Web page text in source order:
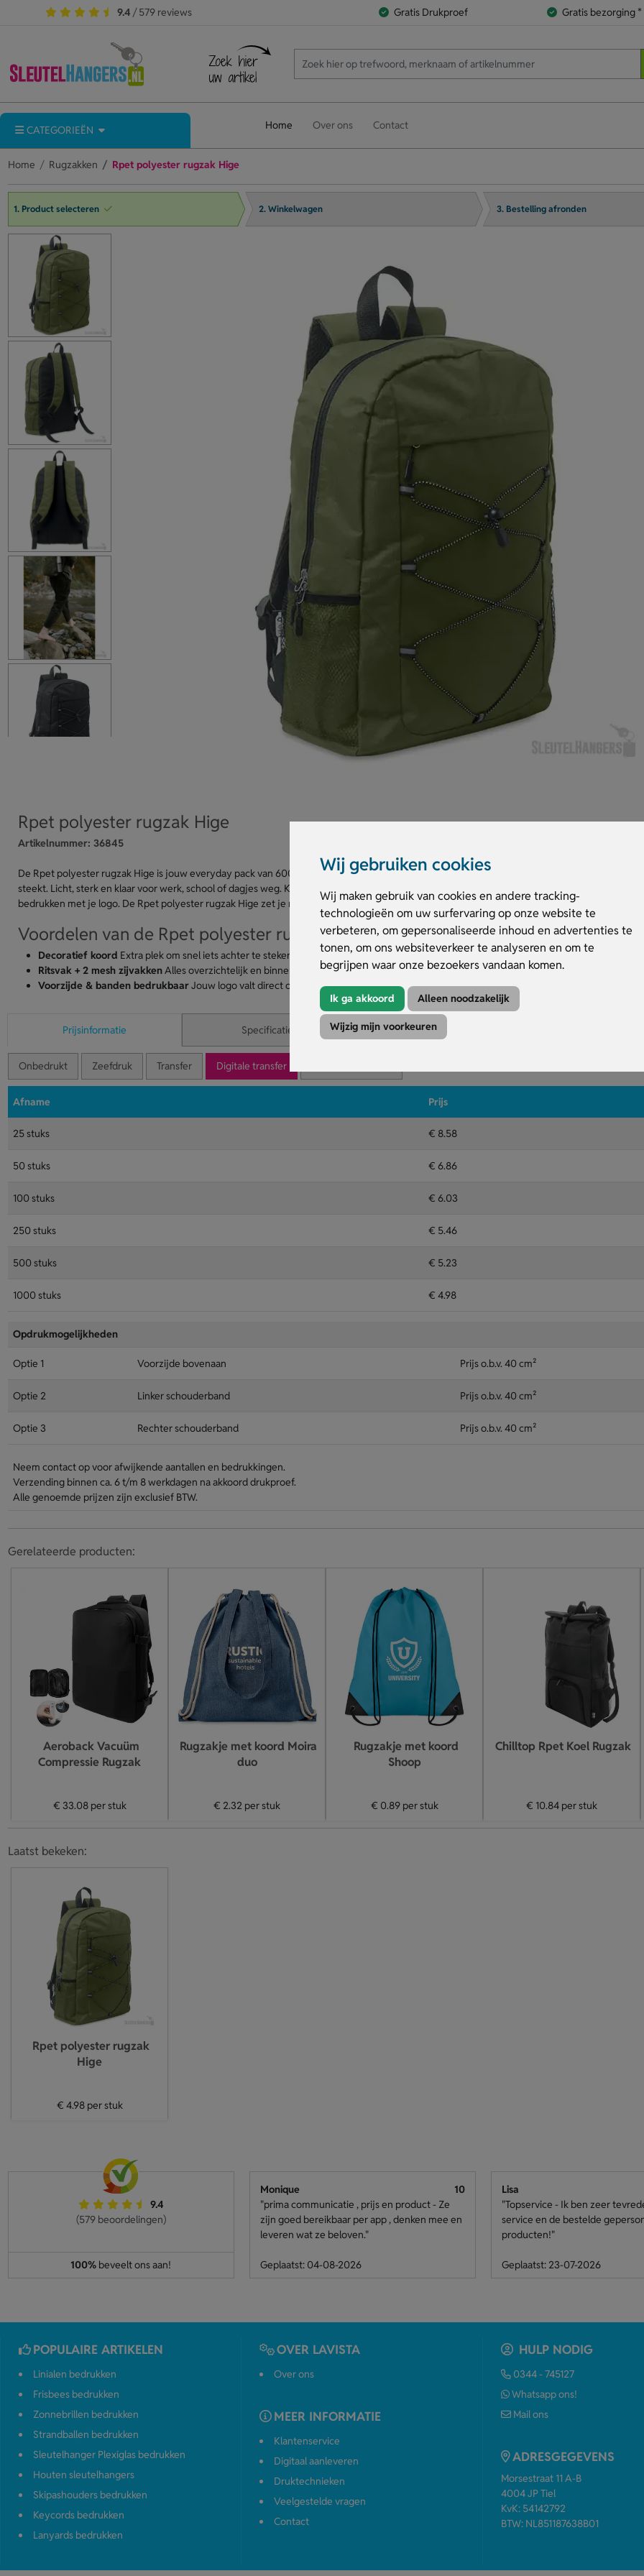
Wij gebruiken cookies
Wij maken gebruik van cookies en andere tracking-
technologieën om uw surfervaring op onze website te
verbeteren, om gepersonaliseerde inhoud en advertenties te
tonen, om ons websiteverkeer te analyseren en om te
begrijpen waar onze bezoekers vandaan komen.
Ik ga akkoord Alleen noodzakelijk
Wijzig mijn voorkeuren
9.4 / 579 reviews Gratis Drukproef Gratis bezorging *
CATEGORIEËN Home Over ons Contact
Home Rugzakken Rpet polyester rugzak Hige
1. Product selecteren 2. Winkelwagen 3. Bestelling afronden
Rpet polyester rugzak Hige
Artikelnummer: 36845
De Rpet polyester rugzak Hige is jouw everyday pack van 600D RPET. Voorvak met rits, mesh zijvakken en een decoratief koord waar je snel
steekt. Licht, sterk en klaar voor werk, school of dagjes weg. Kies uit diverse basiskleuren. Laat de voorzijde boven het ritsvak en zelfs de
bedrukken met je logo. De Rpet polyester rugzak Hige zet je merk in beweging. Bestel of vraag een prijs op.
Voordelen van de Rpet polyester rugzak Hige
Decoratief koord Extra plek om snel iets achter te steken.
Ritsvak + 2 mesh zijvakkenAlles overzichtelijk en binnen handbereik.
Voorzijde & banden bedrukbaarJouw logo valt direct op, meerdere posities.
Prijsinformatie Specificaties Kleuren
Onbedrukt Zeefdruk Transfer Digitale transfer
Afname Prijs
25 stuks € 8.58
50 stuks € 6.86
100 stuks € 6.03
250 stuks € 5.46
500 stuks € 5.23
1000 stuks € 4.98
Opdrukmogelijkheden
Optie 1 Voorzijde bovenaan Prijs o.b.v. 40 cm²
Optie 2 Linker schouderband Prijs o.b.v. 40 cm²
Optie 3 Rechter schouderband Prijs o.b.v. 40 cm²
Neem contact op voor afwijkende aantallen en bedrukkingen.
Verzending binnen ca. 6 t/m 8 werkdagen na akkoord drukproef.
Alle genoemde prijzen zijn exclusief BTW.
Gerelateerde producten:
Aeroback Vacuüm
Compressie Rugzak
€ 33.08per stuk
Rugzakje met koord Moira
duo
€ 2.32 per stuk
Rugzakje met koord
Shoop
€ 0.89per stuk
Chilltop Rpet Koel Rugzak
€ 10.84 per stuk
Laatst bekeken:
Rpet polyester rugzak
Hige
€ 4.98per stuk
9.4
(579 beoordelingen)
100% beveelt ons aan!
Monique
10
"prima communicatie , prijs en product - Ze
zijn goed bereikbaar per app , denken mee en
leveren wat ze beloven."
Geplaatst: 04-08-2026
Lisa
"Topservice - Ik ben zeer
service en de bestelde
producten!"
Geplaatst: 23-07-2026
POPULAIRE ARTIKELEN
Linialen bedrukken
Frisbees bedrukken
Zonnebrillen bedrukken
Strandballen bedrukken
Sleutelhanger Plexiglas bedrukken
Houten sleutelhangers
Skipashouders bedrukken
Keycords bedrukken
Lanyards bedrukken
OVER LAVISTA
Over ons
MEER INFORMATIE
Klantenservice
Digitaal aanleveren
Druktechnieken
Veelgestelde vragen
Contact
HULP NODIG
0344 - 745127
Whatsapp ons!
Mail ons
ADRESGEGEVENS
Morsestraat 11 A-B
4004 JP Tiel
KvK: 54142792
BTW: NL851187638B01